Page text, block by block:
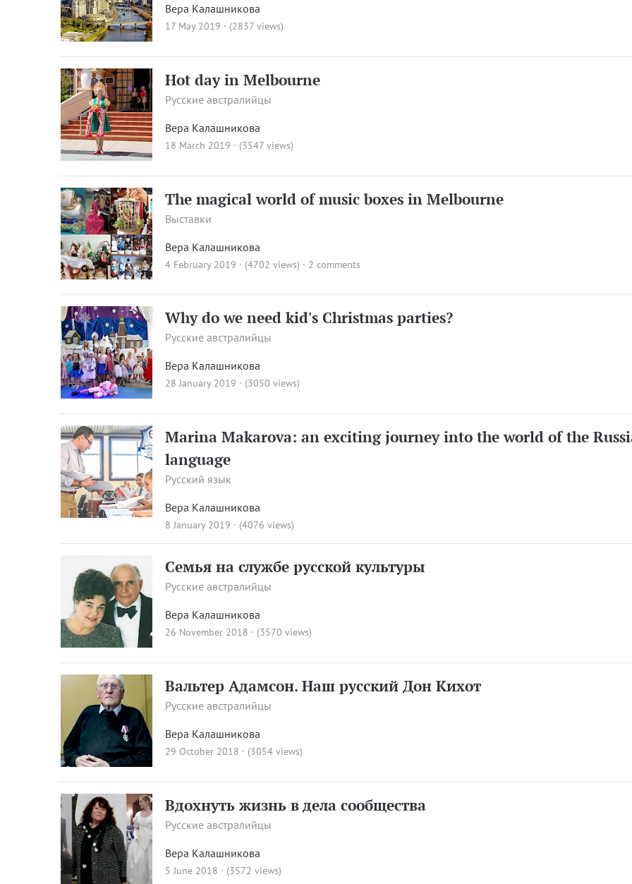
Вера Калашникова
17 May 2019 · (2837 views)
Hot day in Melbourne
Русские австралийцы
Вера Калашникова
18 March 2019 · (3547 views)
The magical world of music boxes in Melbourne
Выставки
Вера Калашникова
4 February 2019 · (4702 views) · 2 comments
Why do we need kid's Christmas parties?
Русские австралийцы
Вера Калашникова
28 January 2019 · (3050 views)
Marina Makarova: an exciting journey into the world of the
language
Русский язык
Вера Калашникова
8 January 2019 · (4076 views)
Семья на службе русской культуры
Русские австралийцы
Вера Калашникова
26 November 2018 · (3570 views)
Вальтер Адамсон. Наш русский Дон Кихот
Русские австралийцы
Вера Калашникова
29 October 2018 · (3054 views)
Вдохнуть жизнь в дела сообщества
Русские австралийцы
Вера Калашникова
5 June 2018 · (3572 views)